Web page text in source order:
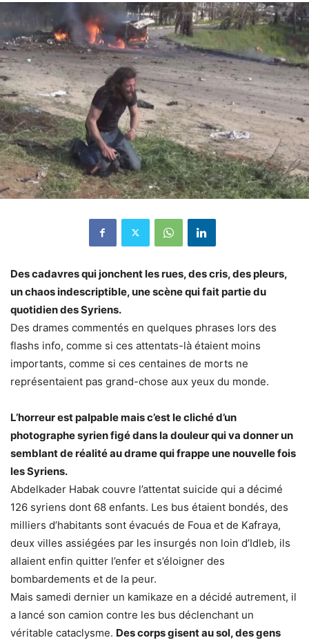
Des cadavres qui jonchent les rues, des cris, des pleurs,
un chaos indescriptible, une scène qui fait partie du
quotidien des Syriens.
Des drames commentés en quelques phrases lors des
flashs info, comme si ces attentats-là étaient moins
importants, comme si ces centaines de morts ne
représentaient pas grand-chose aux yeux du monde.
L’horreur est palpable mais c’est le cliché d’un
photographe syrien figé dans la douleur qui va donner un
semblant de réalité au drame qui frappe une nouvelle fois
les Syriens.
Abdelkader Habak couvre l’attentat suicide qui a décimé
126 syriens dont 68 enfants. Les bus étaient bondés, des
milliers d’habitants sont évacués de Foua et de Kafraya,
deux villes assiégées par les insurgés non loin d’Idleb, ils
allaient enfin quitter l’enfer et s’éloigner des
bombardements et de la peur.
Mais samedi dernier un kamikaze en a décidé autrement, il
a lancé son camion contre les bus déclenchant un
véritable cataclysme. Des corps gisent au sol, des gens